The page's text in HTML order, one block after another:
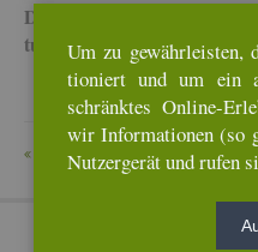
Diese Seite wurde zu­letzt
tua­li­siert.
ZU­RÜCK
Um zu
tio­niert und um ein
schränk­tes On­line-
wir In­for­ma­tio­nen (so
Nut­zer­ge­rät und rufen